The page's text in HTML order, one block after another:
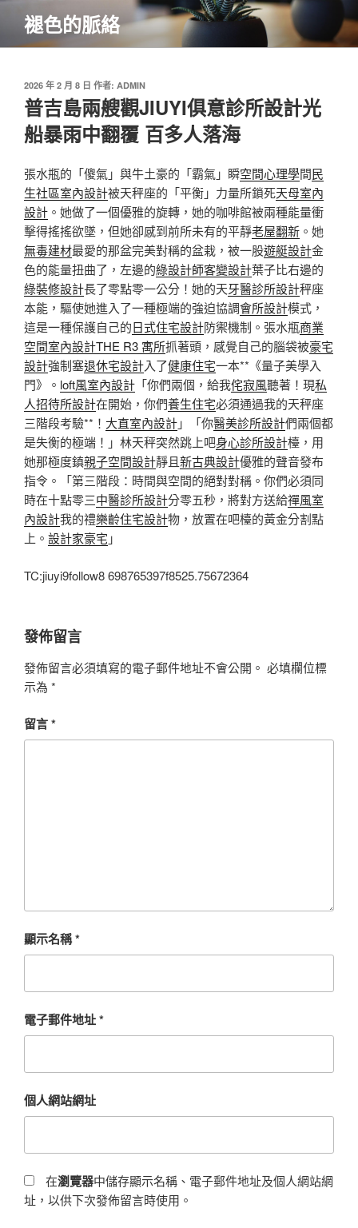
主
褪色的脈絡
發
佈
於
2026 年 2 月 8 日 作者: ADMIN
普吉島兩艘觀JIUYI俱意診所設計光
船暴雨中翻覆 百多人落海
張水瓶的「傻氣」與牛土豪的「霸氣」瞬空間心理學間民
生社區室內設計被天秤座的「平衡」力量所鎖死天母室內
設計 。她做了一個優雅的旋轉，她的咖啡館被兩種能量衝
擊得搖搖欲墜，但她卻感到前所未有的平靜老屋翻新 。她
無毒建材最愛的那盆完美對稱的盆栽，被一股遊艇設計金
色的能量扭曲了，左邊的綠設計師客變設計葉子比右邊的
綠裝修設計長了零點零一公分！她的天牙醫診所設計秤座
本能，驅使她進入了一種極端的強迫協調會所設計模式，
這是一種保護自己的日式住宅設計防禦機制。張水瓶商業
空間室內設計THE R3 寓所抓著頭，感覺自己的腦袋被豪宅
設計強制塞退休宅設計入了健康住宅一本**《量子美學入
門》。 loft風室內設計 「你們兩個，給我侘寂風聽著！現私
人招待所設計在開始，你們養生住宅必須通過我的天秤座
三階段考驗**！ 大直室內設計」「你醫美診所設計們兩個都
是失衡的極端！」林天秤突然跳上吧身心診所設計檯，用
她那極度鎮親子空間設計靜且新古典設計優雅的聲音發布
指令。「第三階段：時間與空間的絕對對稱。你們必須同
時在十點零三中醫診所設計分零五秒，將對方送給禪風室
內設計我的禮樂齡住宅設計物，放置在吧檯的黃金分割點
上。 設計家豪宅 」
TC:jiuyi9follow8 698765397f8525.75672364
發佈留言
發佈留言必須填寫的電子郵件地址不會公開。 必填欄位標
示為 *
留言*
顯示名稱*
電子郵件地址*
個人網站網址
在瀏覽器中儲存顯示名稱、電子郵件地址及個人網站網
址，以供下次發佈留言時使用。